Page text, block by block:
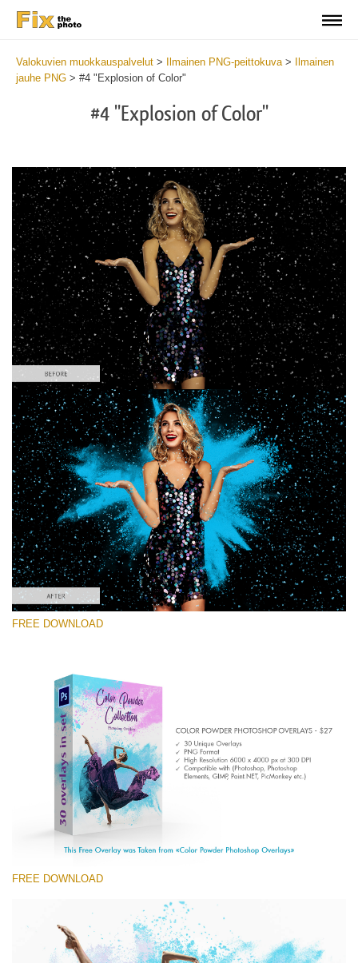
Valokuvien muokkauspalvelut > Ilmainen PNG-peittokuva>
Ilmainen
jauhe PNG > #4 "Explosion of Color"
#4 "Explosion of Color"
Please select
Free PNG Overlay #4
Small 800*533px
Color Powder
(30 Overlays)
Large 6000*4000px
Large 6000*4000px
Entire Collection
(1783 Overlays)
Large 6000*4000px
Free download
FREE DOWNLOAD
FREE DOWNLOAD